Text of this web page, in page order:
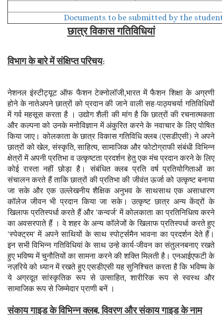
Documents to be submitted by the
छात्र विकास गतिविधियां
विभाग के बारे में संक्षिप्त परिचय:
नेशनल इंस्टीट्यूट ऑफ फैशन टेक्नोलॉजी,भारत में फैशन शिक्षा के अग्रणी
होने के नातेअपने छात्रों को प्रदान की जाने वाली सह-पाठ्यचर्या गतिविधियों
में गर्व महसूस करता है । उद्योग शैली की मांग है कि छात्रों की रचनात्मकता
और कल्पना को उनके मनोविज्ञान में अंकुरित करने के नवाचार के लिए पोषित
किया जाए। कोलकाता के छात्र विकास गतिविधि क्लब (एसडीएसी) ने अपने
छात्रों को खेल, संस्कृति, साहित्य, सामाजिक और फोटोग्राफी संबंधी विभिन्न
क्षेत्रों में अपनी प्रतिभा व उत्कृष्टता प्रदर्शन हेतु एक मंच प्रदान करने के लिए
कोई रास्ता नहीं छोड़ा है। संबंधित क्लब प्रति वर्ष प्रतियोगिताओं का
संचालन करते हैं ताकि छात्रों की प्रतिभा की जीवंत ऊर्जा को उत्कृष्ट बनाया
जा सके और एक उल्लेखनीय शैक्षिक अनुभव के साथसाथ एक असाधारण
कॉलेज जीवन भी प्रदान किया जा सके। उत्कृष्ट छात्र अन्य केंद्रों के
खिलाफ प्रतिस्पर्धा करते हैं और 'कन्वर्ज' में कोलकाता का प्रतिनिधित्व करने
का अवसरपाते हैं । वे शहर के अन्य कॉलेजों के खिलाफ प्रतिस्पर्धा करते हुए
'स्पेक्ट्रम' में अपने साथियों के साथ स्पोर्ट्समैन भावना का प्रदर्शन देते हैं।
इन सभी विभिन्न गतिविधियां के साथ उन्हे कार्य-जीवन का संतुलनबनाए रखते
हुए भविष्य में चुनौतियों का सामना करने की शक्ति मिलती है। एनआईएफटी के
नज़रिये को ध्यान में रखते हुए एसडीएसी यह सुनिश्चित करता है कि भविष्य के
ये अग्रदूत सांस्कृतिक रूप से उत्साहित, शारीरिक रूप से स्वस्थ और
सामाजिक रूप से जिम्मेदार प्राणी बनें ।
संकाय गाइड के विभिन्न क्लब, विवरण और संकाय गाइड के नाम